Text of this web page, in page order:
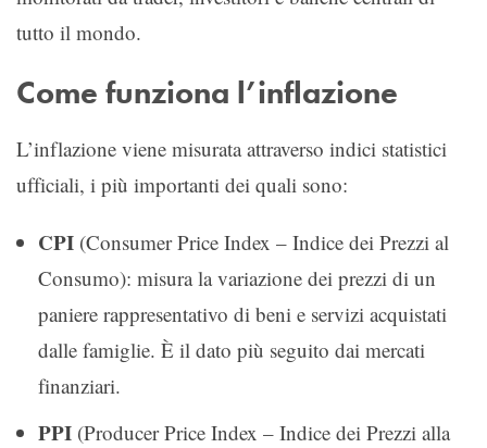
tutto il mondo.
Come funziona l’inflazione
L’inflazione viene misurata attraverso indici statistici
ufficiali, i più importanti dei quali sono:
CPI (Consumer Price Index – Indice dei Prezzi al
Consumo): misura la variazione dei prezzi di un
paniere rappresentativo di beni e servizi acquistati
dalle famiglie. È il dato più seguito dai mercati
finanziari.
PPI (Producer Price Index – Indice dei Prezzi alla